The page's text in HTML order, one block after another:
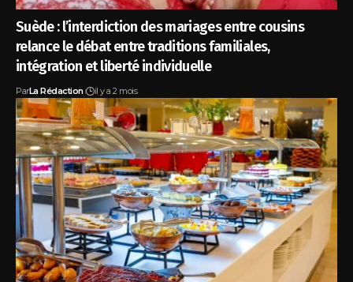
Suède : l’interdiction des mariages entre cousins
relance le débat entre traditions familiales,
intégration et liberté individuelle
ParLa Rédaction il y a 2 mois